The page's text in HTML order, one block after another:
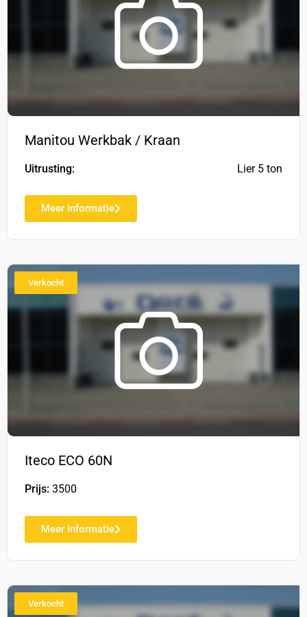
Manitou Werkbak / Kraan
Uitrusting: Lier 5 ton
Meer informatie
Verkocht
Iteco ECO 60N
Prijs: 3500
Meer informatie
Verkocht